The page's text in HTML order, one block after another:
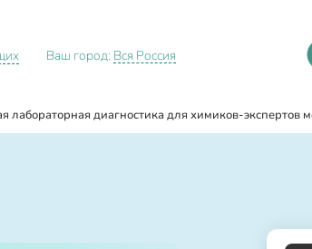
Ваш город: Вся Россия
лабораторная диагностика для химиков-экспертов